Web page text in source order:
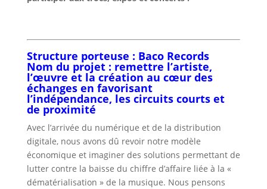
Structure porteuse : Baco Records
Nom du projet : remettre l’artiste,
l’œuvre et la création au cœur des
échanges en favorisant
l’indépendance, les circuits courts et
de proximité
Avec l’arrivée du numérique et de la distribution
digitale, nous avons dû revoir notre modèle
économique et imaginer des solutions permettant de
lutter contre la baisse du chiffre d’affaire liée à la «
dématérialisation » de la musique. Nous pensons